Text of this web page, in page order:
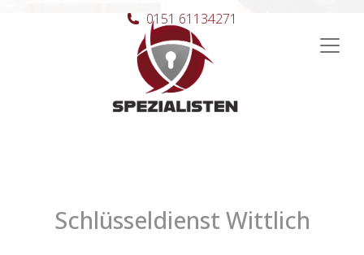
Hauptnavigation
0151 61134271
Schlüsseldienst Wittlich